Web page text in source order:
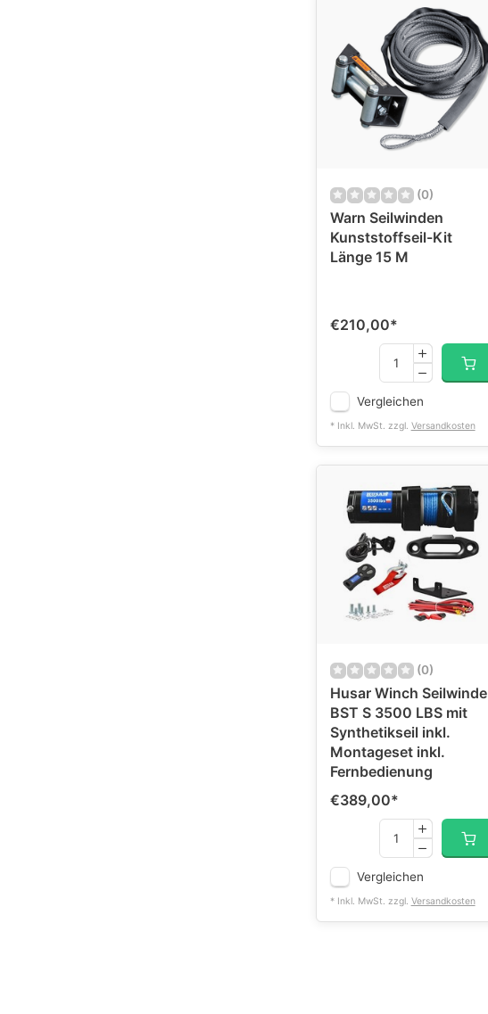
(0)
Warn Seilwinden
Kunststoffseil-Kit
Länge 15 M
€210,00*
Vergleichen
* Inkl. MwSt. zzgl. Versandkosten
(0)
Husar Winch Seilwinde
BST S 3500 LBS mit
Synthetikseil inkl.
Montageset inkl.
Fernbedienung
€389,00*
Vergleichen
* Inkl. MwSt. zzgl. Versandkosten